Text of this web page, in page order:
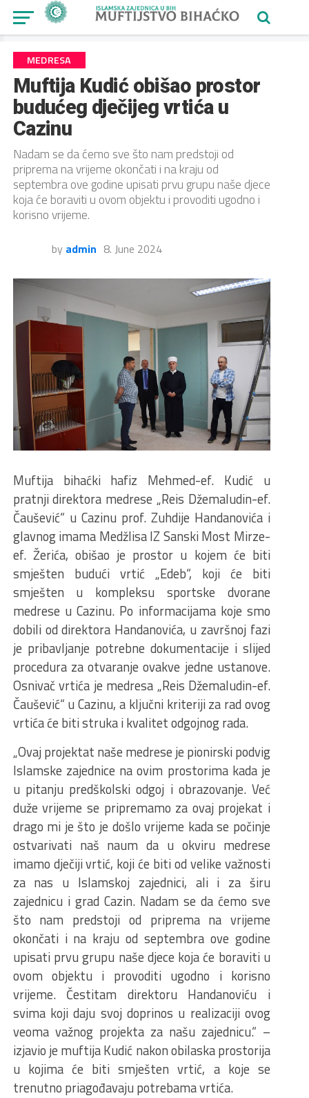
MEDRESA
Muftija Kudić obišao prostor
budućeg dječijeg vrtića u
Cazinu
Nadam se da ćemo sve što nam predstoji od
priprema na vrijeme okončati i na kraju od
septembra ove godine upisati prvu grupu naše djece
koja će boraviti u ovom objektu i provoditi ugodno i
korisno vrijeme.
by admin 8. June 2024
Muftija bihaćki hafiz Mehmed-ef. Kudić u
pratnji direktora medrese „Reis Džemaludin-ef.
Čaušević“ u Cazinu prof. Zuhdije Handanovića i
glavnog imama Medžlisa IZ Sanski Most Mirze-
ef. Žerića, obišao je prostor u kojem će biti
smješten budući vrtić „Edeb“, koji će biti
smješten u kompleksu sportske dvorane
medrese u Cazinu. Po informacijama koje smo
dobili od direktora Handanovića, u završnoj fazi
je pribavljanje potrebne dokumentacije i slijed
procedura za otvaranje ovakve jedne ustanove.
Osnivač vrtića je medresa „Reis Džemaludin-ef.
Čaušević“ u Cazinu, a ključni kriteriji za rad ovog
vrtića će biti struka i kvalitet odgojnog rada.
„Ovaj projektat naše medrese je pionirski podvig
Islamske zajednice na ovim prostorima kada je
u pitanju predškolski odgoj i obrazovanje. Već
duže vrijeme se pripremamo za ovaj projekat i
drago mi je što je došlo vrijeme kada se počinje
ostvarivati naš naum da u okviru medrese
imamo dječiji vrtić, koji će biti od velike važnosti
za nas u Islamskoj zajednici, ali i za širu
zajednicu i grad Cazin. Nadam se da ćemo sve
što nam predstoji od priprema na vrijeme
okončati i na kraju od septembra ove godine
upisati prvu grupu naše djece koja će boraviti u
ovom objektu i provoditi ugodno i korisno
vrijeme. Čestitam direktoru Handanoviću i
svima koji daju svoj doprinos u realizaciji ovog
veoma važnog projekta za našu zajednicu.“ –
izjavio je muftija Kudić nakon obilaska prostorija
u kojima će biti smješten vrtić, a koje se
trenutno priagođavaju potrebama vrtića.